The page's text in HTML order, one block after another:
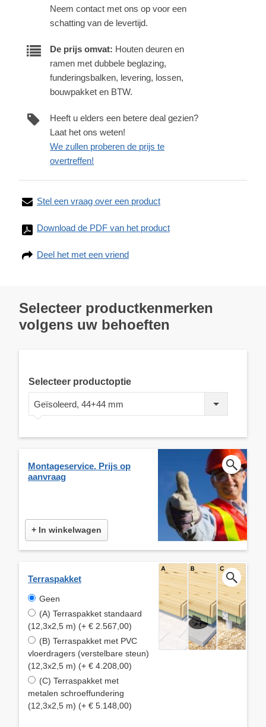
Neem contact met ons op voor een
schatting van de levertijd.
De prijs omvat: Houten deuren en
ramen met dubbele beglazing,
funderingsbalken, levering, lossen,
bouwpakket en BTW.
Heeft u elders een betere deal gezien?
Laat het ons weten!
We zullen proberen de prijs te
overtreffen!
Stel een vraag over een product
Download de PDF van het product
Deel het met een vriend
Selecteer productkenmerken
volgens uw behoeften
Selecteer productoptie
Geïsoleerd, 44+44 mm
Montageservice. Prijs op
aanvraag
+ In winkelwagen
Terraspakket
Geen
(A) Terraspakket standaard
(12,3x2,5 m) (+ € 2.567,00)
(B) Terraspakket met PVC
vloerdragers (verstelbare steun)
(12,3x2,5 m) (+ € 4.208,00)
(C) Terraspakket met
metalen schroeffundering
(12,3x2,5 m) (+ € 5.148,00)